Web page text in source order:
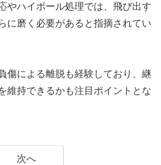
やハイボール処理では、飛び出す
に磨く必要があると指摘されてい
傷による離脱も経験しており、継
維持できるかも注目ポイントとな
次へ